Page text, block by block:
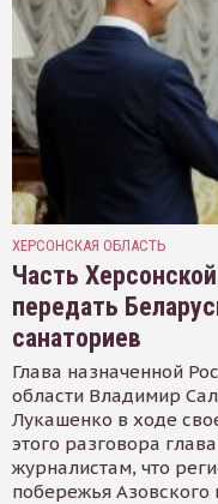
ХЕРСОНСКАЯ ОБЛАСТЬ
Часть
передать
санаториев
Глава назначенной
области Владимир
Лукашенко в ходе
этого разговора
журналистам, что
побережья